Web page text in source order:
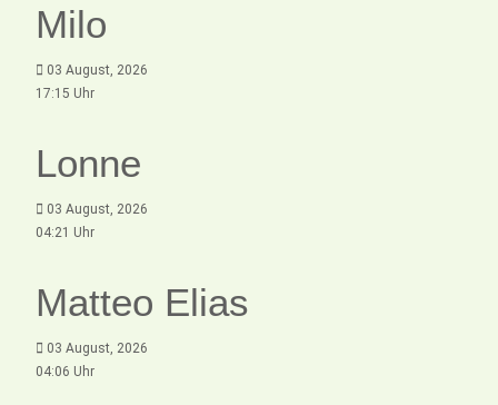
Milo
03 August, 2026
17:15 Uhr
Lonne
03 August, 2026
04:21 Uhr
Matteo Elias
03 August, 2026
04:06 Uhr